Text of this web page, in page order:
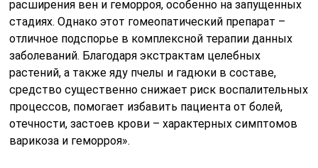
расширения вен и геморроя, особенно на запущенных
стадиях. Однако этот гомеопатический препарат –
отличное подспорье в комплексной терапии данных
заболеваний. Благодаря экстрактам целебных
растений, а также яду пчелы и гадюки в составе,
средство существенно снижает риск воспалительных
процессов, помогает избавить пациента от болей,
отечности, застоев крови – характерных симптомов
варикоза и геморроя».